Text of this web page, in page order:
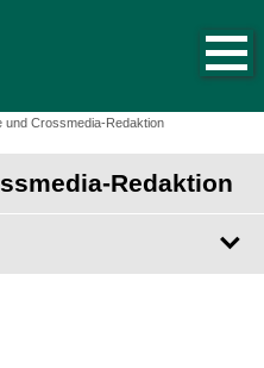
und Crossmedia-Redaktion
Redaktion